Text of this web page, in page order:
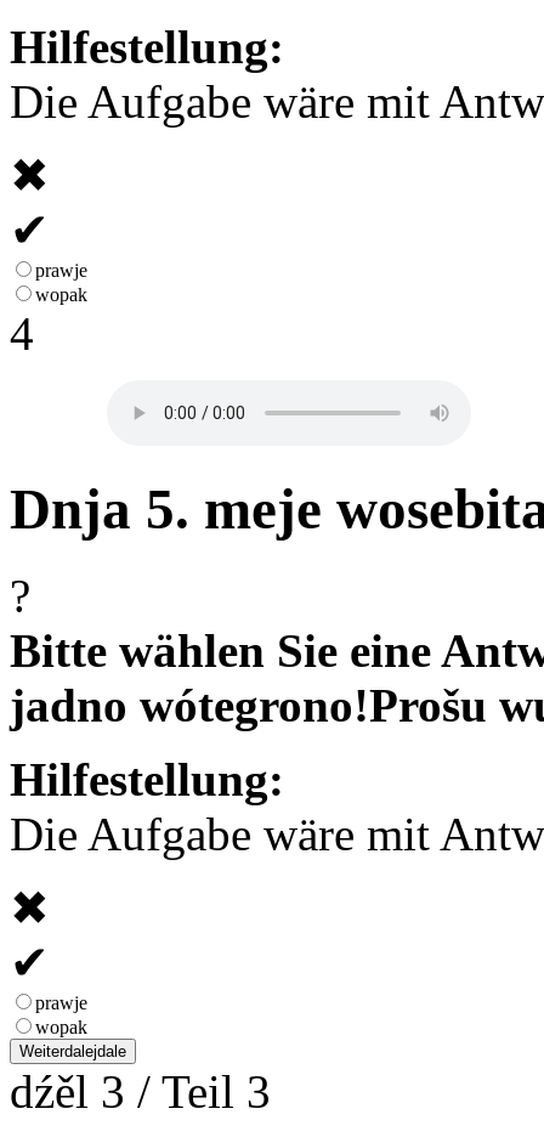
Hilfestellung:
Die Aufgabe wäre mit
✖
✔
prawje
wopak
4
Dnja 5. meje
?
Bitte wählen Sie eine
jadno wótegrono!Prošu
Hilfestellung:
Die Aufgabe wäre mit
✖
✔
prawje
wopak
Weiterdalejdale
dźěl 3 / Teil 3